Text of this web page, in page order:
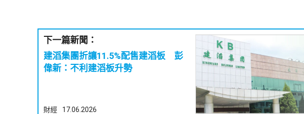
下一篇新聞：
建滔集團折讓11.5%配售建滔板 彭
偉新：不利建滔板升勢
財經 17.06.2026